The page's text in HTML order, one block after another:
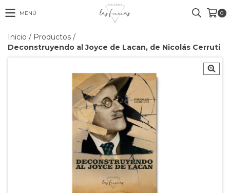
MENÚ 0
Inicio / Productos /
Deconstruyendo al Joyce de Lacan, de Nicolás Cerruti